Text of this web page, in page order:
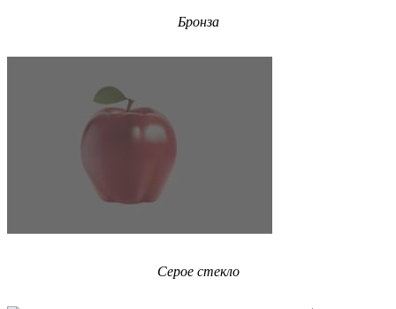
Бронза
Серое стекло